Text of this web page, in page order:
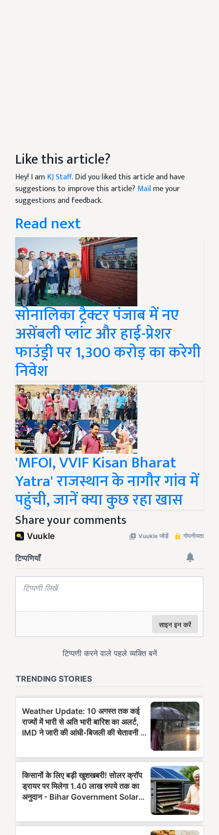
Like this article?
Hey! I amKJ Staff. Did you liked this article and have
suggestions to improve this article? Mailme your
suggestions and feedback.
Read next
सोनालिका ट्रैक्टर पंजाब में नए
असेंबली प्लांट और हाई-प्रेशर
फाउंड्री पर 1,300 करोड़ का करेगी
निवेश
'MFOI, VVIF Kisan Bharat
Yatra' राजस्थान के नागौर गांव में
पहुंची, जानें क्या कुछ रहा खास
Share your comments